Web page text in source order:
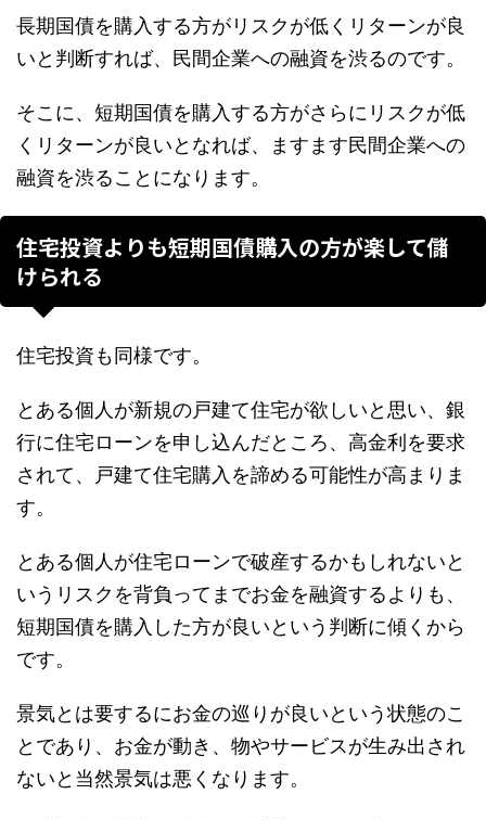
長期国債を購入する方がリスクが低くリターンが良
いと判断すれば、民間企業への融資を渋るのです。
そこに、短期国債を購入する方がさらにリスクが低
くリターンが良いとなれば、ますます民間企業への
融資を渋ることになります。
住宅投資よりも短期国債購入の方が楽して儲
けられる
住宅投資も同様です。
とある個人が新規の戸建て住宅が欲しいと思い、銀
行に住宅ローンを申し込んだところ、高金利を要求
されて、戸建て住宅購入を諦める可能性が高まりま
す。
とある個人が住宅ローンで破産するかもしれないと
いうリスクを背負ってまでお金を融資するよりも、
短期国債を購入した方が良いという判断に傾くから
です。
景気とは要するにお金の巡りが良いという状態のこ
とであり、お金が動き、物やサービスが生み出され
ないと当然景気は悪くなります。